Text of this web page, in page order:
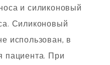
и силиконовый
Силиконовый
использован, в
пациента. При